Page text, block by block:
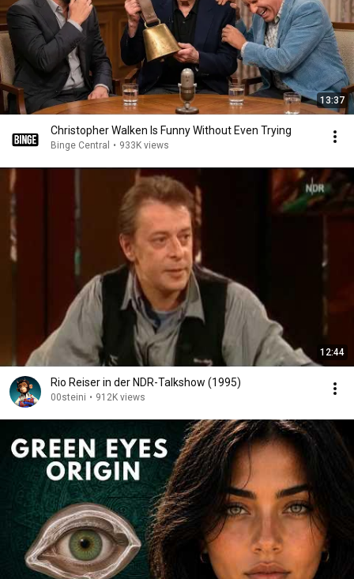
13:37
Christopher Walken Is Funny Without Even Trying
Binge Central • 933K views
12:44
Rio Reiser in der NDR-Talkshow (1995)
00steini • 912K views